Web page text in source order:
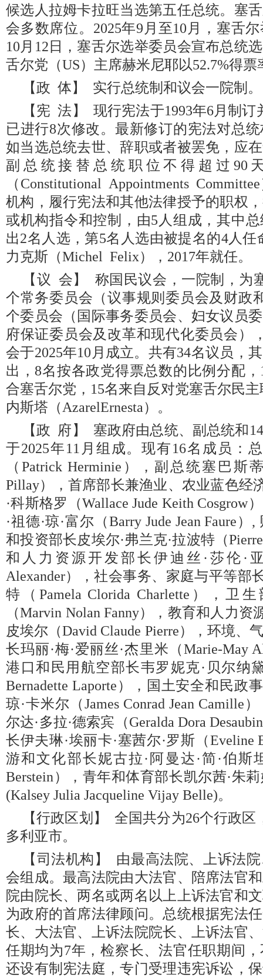
候选人拉姆卡拉旺当选第五任总统。塞
会多数席位。2025年9月至10月，塞舌
10月12日，塞舌尔选举委员会宣布总统
舌尔党（US）主席赫米尼耶以52.7%得
【政 体】 实行总统制和议会一院制。
【宪 法】 现行宪法于1993年6月制订
已进行8次修改。最新修订的宪法对总
如当选总统去世、辞职或者被罢免，应
副总统接替总统职位不得超过90
（Constitutional Appointments
机构，履行宪法和其他法律授予的职权
或机构指令和控制，由5人组成，其中
出2名人选，第5名人选由被提名的4人任
力克斯（Michel Felix），2017年就任。
【议 会】 称国民议会，一院制，为
个常务委员会（议事规则委员会及财政
个委员会（国际事务委员会、妇女议员
府保证委员会及改革和现代化委员会）
会于2025年10月成立。共有34名议员，
出，8名按各政党得票总数的比例分配
合塞舌尔党，15名来自反对党塞舌尔民
内斯塔（AzarelErnesta）。
【政 府】 塞政府由总统、副总统和
于2025年11月组成。现有16名成员：
（Patrick Herminie），副总统塞巴斯
Pillay），首席部长兼渔业、农业蓝色经
·科斯格罗（Wallace Jude Keith Cosgrow
·祖德·琼·富尔（Barry Jude Jean Faure
和投资部长皮埃尔·弗兰克·拉波特（
和人力资源开发部长伊迪丝·莎伦·
Alexander），社会事务、家庭与平等部
特（Pamela Clorida Charlette），卫
（Marvin Nolan Fanny），教育和人力资
皮埃尔（David Claude Pierre），环境、
长玛丽·梅·爱丽丝·杰里米（Marie-May
港口和民用航空部长韦罗妮克·贝尔纳
Bernadette Laporte），国土安全和民政
琼·卡米尔（James Conrad Jean Camille
尔达·多拉·德索宾（Geralda Dora
长伊夫琳·埃丽卡·塞茜尔·罗斯（Eveline
游和文化部长妮古拉·阿曼达·简·伯斯
Berstein），青年和体育部长凯尔茜·朱
(Kalsey Julia Jacqueline Vijay Belle)。
【行政区划】 全国共分为26个行政
多利亚市。
【司法机构】 由最高法院、上诉法
会组成。最高法院由大法官、陪席法官
院由院长、两名或两名以上上诉法官和
为政府的首席法律顾问。总统根据宪法
长、大法官、上诉法院院长、上诉法官
任期均为7年，检察长、法官任职期间
还设有制宪法庭，专门受理违宪诉讼，